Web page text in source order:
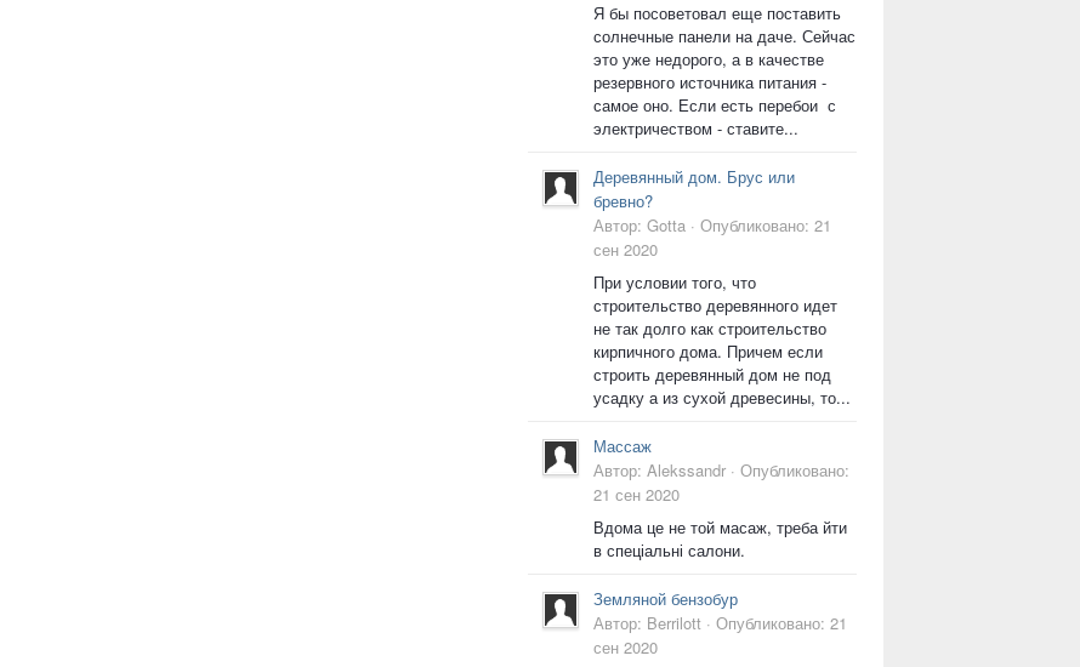
Я бы посоветовал еще поставить
солнечные панели на даче. Сейчас
это уже недорого, а в качестве
резервного источника питания -
самое оно. Если есть перебои с
электричеством - ставите...
Деревянный дом. Брус или
бревно?
Автор: Gotta · Опубликовано: 21
сен 2020
При условии того, что
строительство деревянного идет
не так долго как строительство
кирпичного дома. Причем если
строить деревянный дом не под
усадку а из сухой древесины, то...
Массаж
Автор: Alekssandr · Опубликовано:
21 сен 2020
Вдома це не той масаж, треба йти
в спеціальні салони.
Земляной бензобур
Автор: Berrilott · Опубликовано: 21
сен 2020